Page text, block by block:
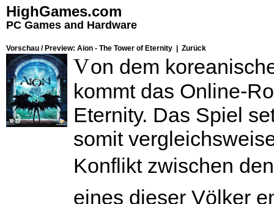
HighGames.com
PC Games and Hardware
Vorschau / Preview: Aion - The Tower of Eternity | Zurück
Von dem
kommt das Online-
Eternity. Das Spiel
somit
Konflikt zwischen den
eines dieser Völker